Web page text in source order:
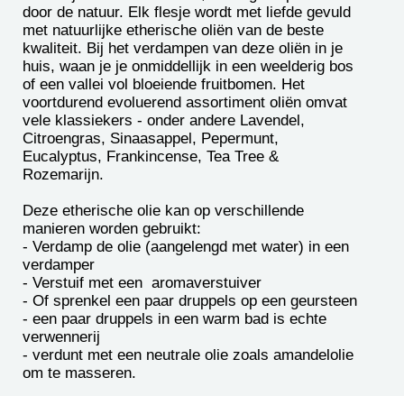
door de natuur. Elk flesje wordt met liefde gevuld
met natuurlijke etherische oliën van de beste
kwaliteit. Bij het verdampen van deze oliën in je
huis, waan je je onmiddellijk in een weelderig bos
of een vallei vol bloeiende fruitbomen. Het
voortdurend evoluerend assortiment oliën omvat
vele klassiekers - onder andere Lavendel,
Citroengras, Sinaasappel, Pepermunt,
Eucalyptus, Frankincense, Tea Tree &
Rozemarijn.
Deze etherische olie kan op verschillende
manieren worden gebruikt:
- Verdamp de olie (aangelengd met water) in een
verdamper
- Verstuif met een aromaverstuiver
- Of sprenkel een paar druppels op een geursteen
- een paar druppels in een warm bad is echte
verwennerij
- verdunt met een neutrale olie zoals amandelolie
om te masseren.